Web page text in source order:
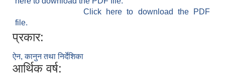
Click here to download the PDF
file.
प्रकार:
ऐन, कानुन तथा निर्देशिका
आर्थिक वर्ष: